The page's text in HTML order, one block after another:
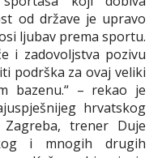
od države je upravo
ljubav prema sportu.
i zadovoljstva pozivu
podrška za ovaj veliki
bazenu.“ – rekao je
hrvatskog
trener Duje
i mnogih drugih